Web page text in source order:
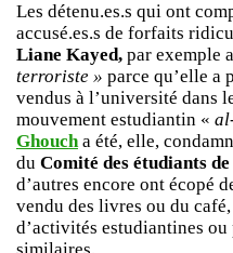
Les détenu.es.s qui ont
accusé.es.s de forfaits
Liane Kayed, par exemple
terroriste » parce qu’elle a
vendus à l’université dans
mouvement estudiantin «
Ghoucha été, elle,
du Comité des étudiants
d’autres encore ont écopé
vendu des livres ou du
d’activités estudiantines